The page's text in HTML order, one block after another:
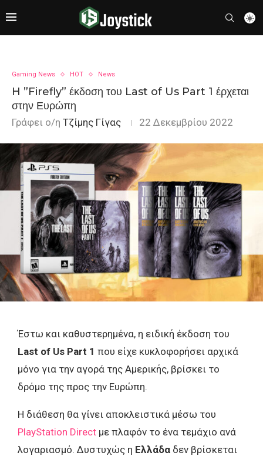
Gaming News HOT News
H ”Firefly” έκδοση του Last of Us Part 1 έρχεται
στην Ευρώπη
Γράφει ο/η Τζίμης Γίγας 22 Δεκεμβρίου 2022
Έστω και καθυστερημένα, η ειδική έκδοση του
Last of Us Part 1 που είχε κυκλοφορήσει αρχικά
μόνο για την αγορά της Αμερικής, βρίσκει το
δρόμο της προς την Ευρώπη.
Η διάθεση θα γίνει αποκλειστικά μέσω του
PlayStation Direct με πλαφόν το ένα τεμάχιο ανά
λογαριασμό. Δυστυχώς η Ελλάδα δεν βρίσκεται